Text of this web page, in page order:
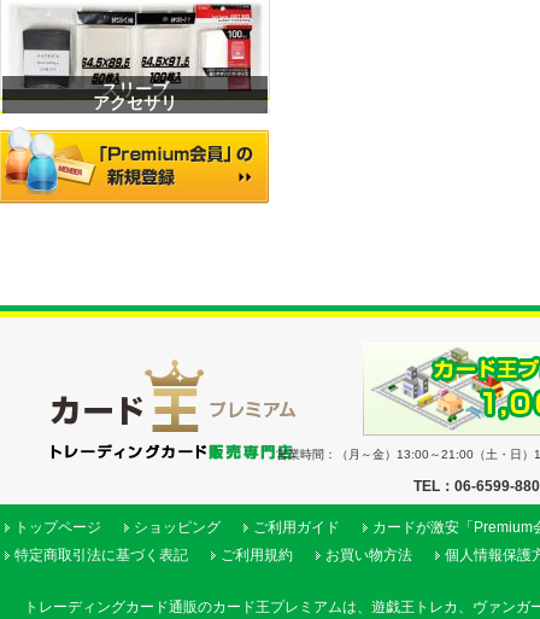
スリーブ
アクセサリ
営業時間：（月～金）13:00～21:00（土・日
TEL：06-6599-
トップページ ショッピング ご利用ガイド
カードが激安「Premium
特定商取引法に基づく表記
ご利用規約 お買い物方法 個人情報保護
トレーディングカード通販のカード王プレミアムは、遊戯王トレカ、ヴァン